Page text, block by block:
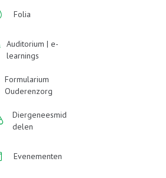
Folia
Auditorium | e-
learnings
Formularium
Ouderenzorg
Diergeneesmid
delen
Evenementen